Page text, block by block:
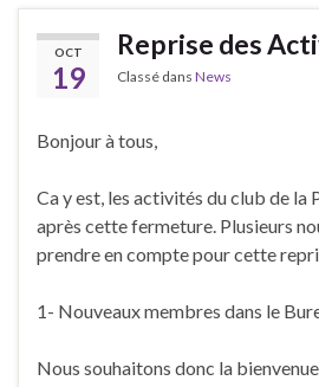
OCT
19
Reprise des
Classé dans News
Bonjour à tous,
Ca y est, les activités du club de la
après cette fermeture. Plusieurs
prendre en compte pour cette
1- Nouveaux membres dans le
Nous souhaitons donc la